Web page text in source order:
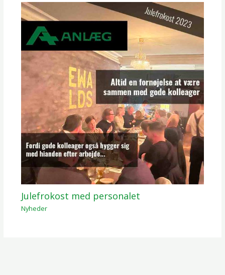
Julefrokost med personalet
Nyheder/ Af